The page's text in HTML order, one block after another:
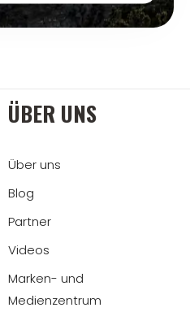
ÜBER UNS
Über uns
Blog
Partner
Videos
Marken- und
Medienzentrum